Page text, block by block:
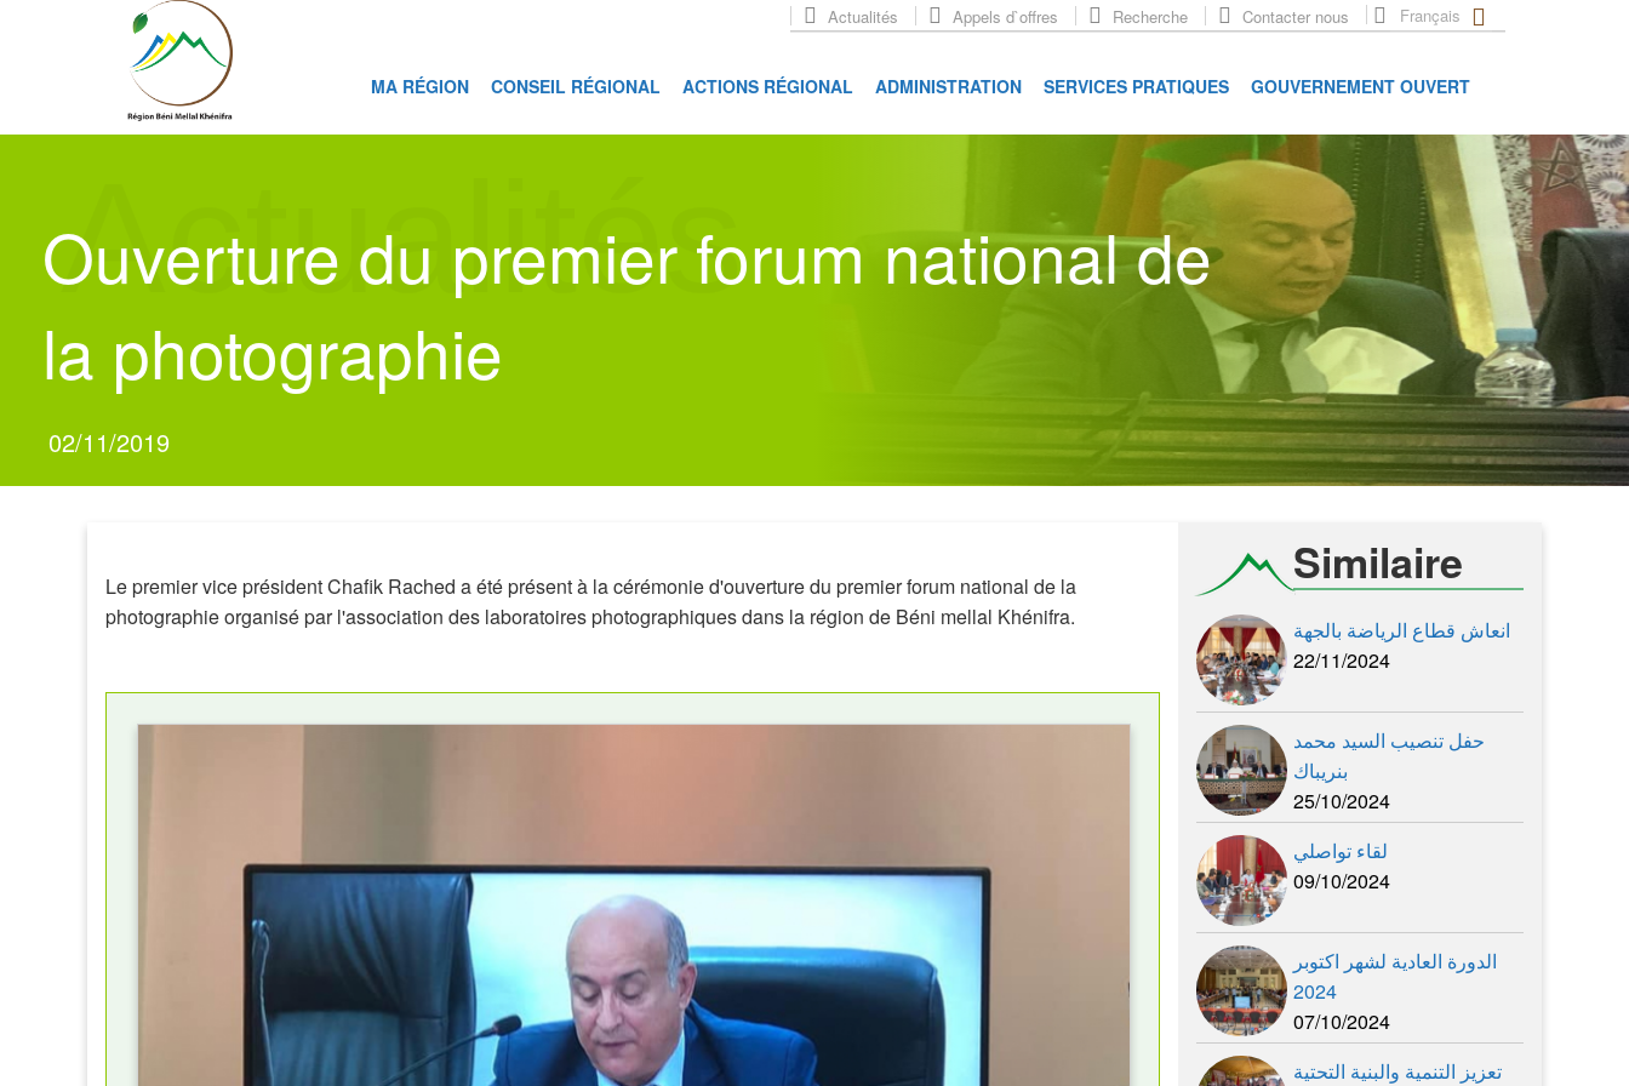
Actualités Appels d`offres Recherche Contacter nous Français
MA RÉGION CONSEIL RÉGIONAL ACTIONS RÉGIONAL ADMINISTRATION SERVICES PRATIQUES GOUVERNEMENT OUVERT
Actualités
Ouverture du premier forum national de
la photographie
02/11/2019
Le premier vice président Chafik Rached a été présent à la cérémonie d'ouverture du premier forum national de la
photographie organisé par l'association des laboratoires photographiques dans la région de Béni mellal Khénifra.
Similaire
انعاش قطاع الرياضة بالجهة
22/11/2024
حفل تنصيب السيد محمد
بنريباك
25/10/2024
لقاء تواصلي
09/10/2024
الدورة العادية لشهر اكتوبر
2024
07/10/2024
تعزيز التنمية والبنية التحتية